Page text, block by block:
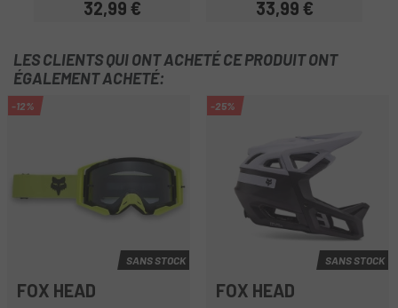
Prix
32,99 € Prix
33,99 €
LES CLIENTS QUI ONT ACHETÉ CE PRODUIT ONT
ÉGALEMENT ACHETÉ:
-12%
SANS STOCK
FOX HEAD
-25%
SANS STOCK
FOX HEAD